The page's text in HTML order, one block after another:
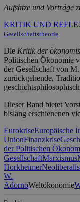
Aufsätze und Vorträge
KRITIK UND
Gesellschaftstheorie
Die Kritik der
Politischen Ökonomie
der Gesellschaft von
zurückgehende,
Dieser Band bietet
bislang erschienenen
EurokriseEuropäische
UnionFinanzkrise
der Politischen
GesellschaftMarxismus
Horkheimer
W.
AdornoWeltökonomie